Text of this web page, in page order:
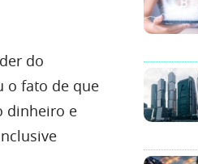
do
o fato de que
dinheiro e